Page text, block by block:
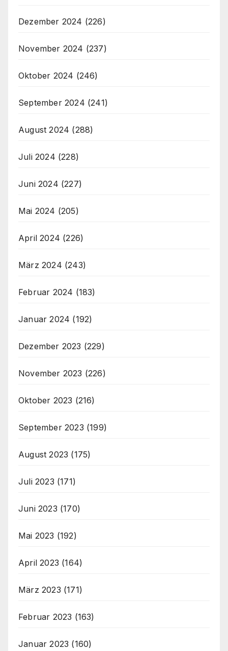
Dezember 2024 (226)
November 2024 (237)
Oktober 2024 (246)
September 2024 (241)
August 2024 (288)
Juli 2024 (228)
Juni 2024 (227)
Mai 2024 (205)
April 2024 (226)
März 2024 (243)
Februar 2024 (183)
Januar 2024 (192)
Dezember 2023 (229)
November 2023 (226)
Oktober 2023 (216)
September 2023 (199)
August 2023 (175)
Juli 2023 (171)
Juni 2023 (170)
Mai 2023 (192)
April 2023 (164)
März 2023 (171)
Februar 2023 (163)
Januar 2023 (160)